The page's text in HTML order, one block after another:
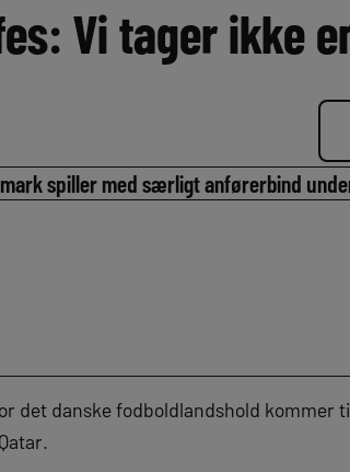
Vi tager ikke
spiller med særligt anførerbind
det danske fodboldlandshold kommer